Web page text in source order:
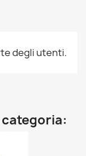
degli utenti.